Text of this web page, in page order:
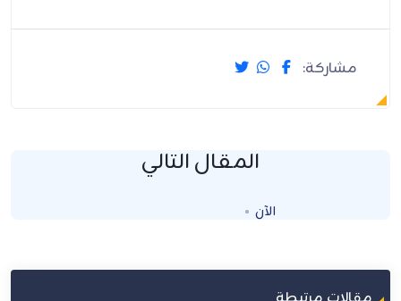
مشاركة:
المقال التالي
الآن Loading...